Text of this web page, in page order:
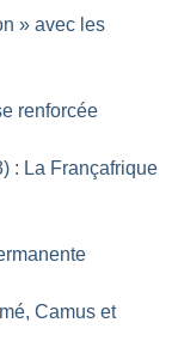
» avec les
renforcée
: La Françafrique
Camus et